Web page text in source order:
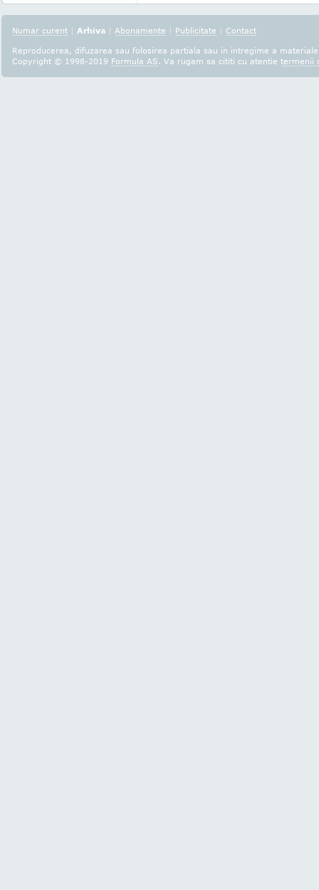
Numar curent | Arhiva | Abonamente | Publicitate | Contact
Reproducerea, difuzarea sau folosirea partiala sau in intregime a
Copyright © 1998-2019 Formula AS. Va rugam sa cititi cu atentie termenii